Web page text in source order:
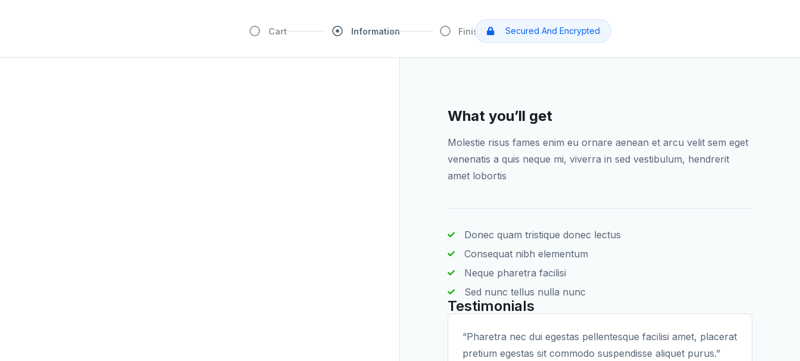
Cart Information Finish Secured And Encrypted
What you’ll get
Molestie risus fames enim eu ornare aenean et arcu velit sem eget
venenatis a quis neque mi, viverra in sed vestibulum, hendrerit
amet lobortis
Donec quam tristique donec lectus
Consequat nibh elementum
Neque pharetra facilisi
Sed nunc tellus nulla nunc
Testimonials
“Pharetra nec dui egestas pellentesque facilisi amet, placerat
pretium egestas sit commodo suspendisse aliquet purus.”